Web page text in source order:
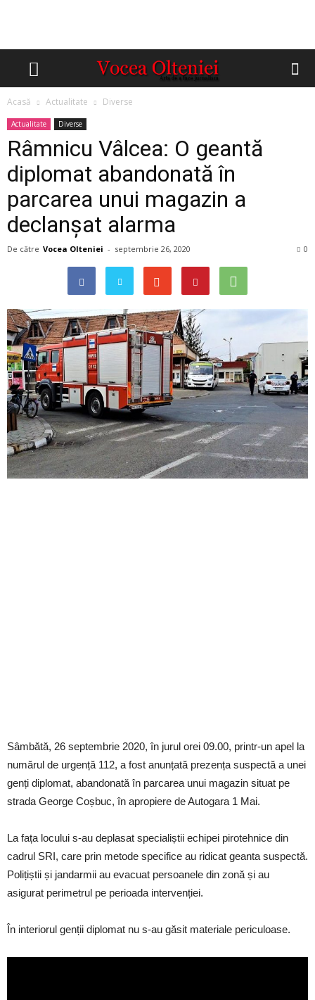
Acasă Actualitate Diverse
Actualitate Diverse
Râmnicu Vâlcea: O geantă
diplomat abandonată în
parcarea unui magazin a
declanșat alarma
De către Vocea Olteniei - septembrie 26, 2020 0
Sâmbătă, 26 septembrie 2020, în jurul orei 09.00, printr-un apel la
numărul de urgență 112, a fost anunțată prezența suspectă a unei
genți diplomat, abandonată în parcarea unui magazin situat pe
strada George Coșbuc, în apropiere de Autogara 1 Mai.
La fața locului s-au deplasat specialiștii echipei pirotehnice din
cadrul SRI, care prin metode specifice au ridicat geanta suspectă.
Polițiștii și jandarmii au evacuat persoanele din zonă și au
asigurat perimetrul pe perioada intervenției.
În interiorul genții diplomat nu s-au găsit materiale periculoase.